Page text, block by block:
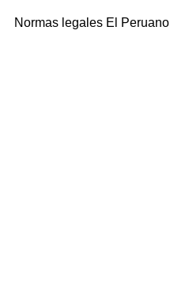
Normas legales El Peruano